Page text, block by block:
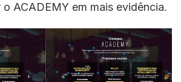
ACADEMY em mais evidência.